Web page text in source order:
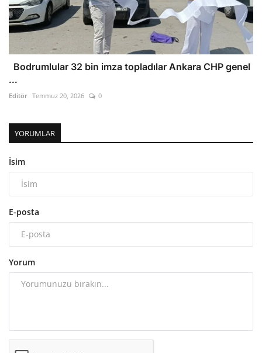
Bodrumlular 32 bin imza topladılar Ankara CHP genel
...
Editör Temmuz 20, 2026 0
YORUMLAR
İsim
E-posta
Yorum